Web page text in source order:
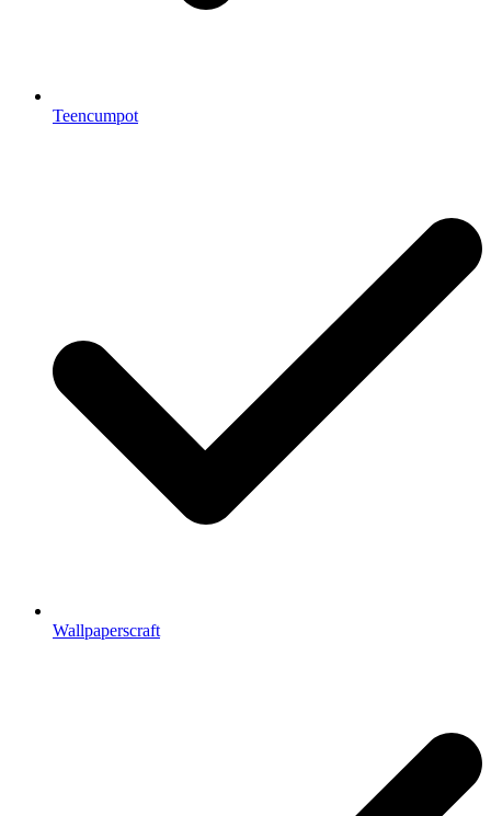
Teencumpot
Wallpaperscraft